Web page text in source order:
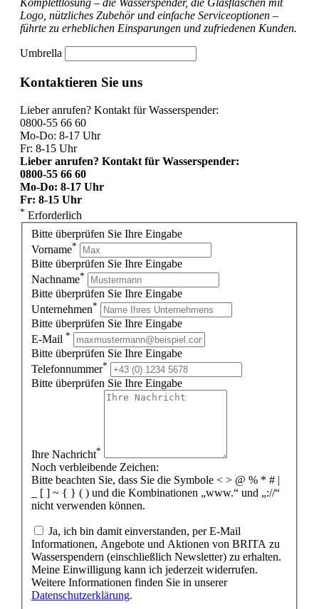
Komplettlösung – die Wasserspender, die Glasflaschen mit
Logo, nützliches Zubehör und einfache Serviceoptionen –
führte zu erheblichen Einsparungen und zufriedenen Kunden.
Umbrella
Kontaktieren Sie uns
Lieber anrufen? Kontakt für Wasserspender:
0800-55 66 60
Mo-Do: 8-17 Uhr
Fr: 8-15 Uhr
Lieber anrufen? Kontakt für Wasserspender:
0800-55 66 60
Mo-Do: 8-17 Uhr
Fr: 8-15 Uhr
* Erforderlich
Bitte überprüfen Sie Ihre Eingabe
Vorname*
Bitte überprüfen Sie Ihre Eingabe
Nachname*
Bitte überprüfen Sie Ihre Eingabe
Unternehmen*
Bitte überprüfen Sie Ihre Eingabe
E-Mail *
Bitte überprüfen Sie Ihre Eingabe
Telefonnummer*
Bitte überprüfen Sie Ihre Eingabe
Ihre Nachricht*
Noch verbleibende Zeichen:
Bitte beachten Sie, dass Sie die Symbole < > @ % * # |
_ [ ] ~ { } ( ) und die Kombinationen „www.“ und „://“
nicht verwenden können.
Ja, ich bin damit einverstanden, per E-Mail
Informationen, Angebote und Aktionen von BRITA zu
Wasserspendern (einschließlich Newsletter) zu erhalten.
Meine Einwilligung kann ich jederzeit widerrufen.
Weitere Informationen finden Sie in unserer
Datenschutzerklärung.